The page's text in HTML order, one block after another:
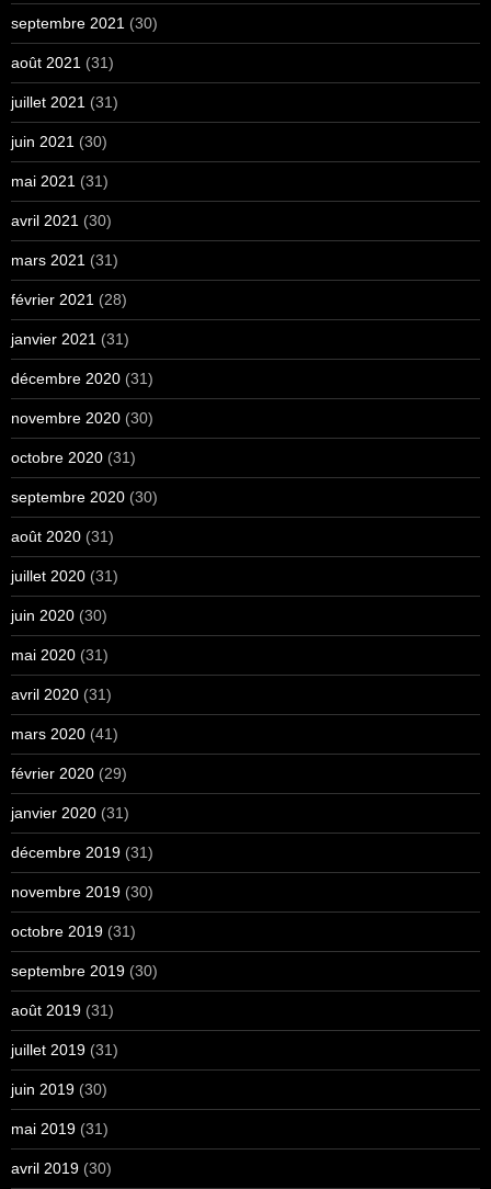
septembre 2021 (30)
août 2021 (31)
juillet 2021 (31)
juin 2021 (30)
mai 2021 (31)
avril 2021 (30)
mars 2021 (31)
février 2021 (28)
janvier 2021 (31)
décembre 2020 (31)
novembre 2020 (30)
octobre 2020 (31)
septembre 2020 (30)
août 2020 (31)
juillet 2020 (31)
juin 2020 (30)
mai 2020 (31)
avril 2020 (31)
mars 2020 (41)
février 2020 (29)
janvier 2020 (31)
décembre 2019 (31)
novembre 2019 (30)
octobre 2019 (31)
septembre 2019 (30)
août 2019 (31)
juillet 2019 (31)
juin 2019 (30)
mai 2019 (31)
avril 2019 (30)